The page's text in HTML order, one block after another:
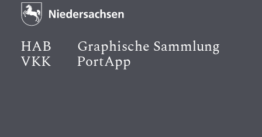
HAB Graphische Sammlung
VKK PortApp